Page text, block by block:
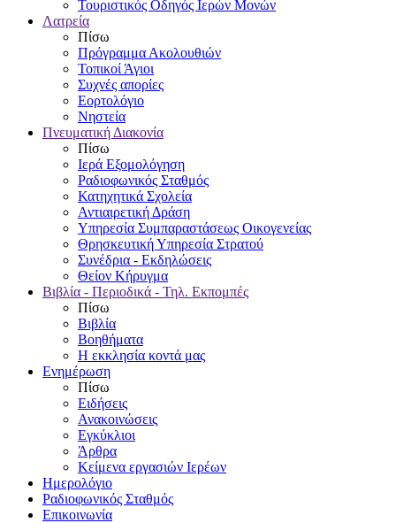
Τουριστικός Οδηγός Ιερών Μονών
Λατρεία
Πίσω
Πρόγραμμα Ακολουθιών
Τοπικοί Άγιοι
Συχνές απορίες
Εορτολόγιο
Νηστεία
Πνευματική Διακονία
Πίσω
Ιερά Εξομολόγηση
Ραδιοφωνικός Σταθμός
Κατηχητικά Σχολεία
Αντιαιρετική Δράση
Υπηρεσία Συμπαραστάσεως Οικογενείας
Θρησκευτική Υπηρεσία Στρατού
Συνέδρια - Εκδηλώσεις
Θείον Κήρυγμα
Βιβλία - Περιοδικά - Τηλ. Εκπομπές
Πίσω
Βιβλία
Βοηθήματα
Η εκκλησία κοντά μας
Ενημέρωση
Πίσω
Ειδήσεις
Ανακοινώσεις
Εγκύκλιοι
Άρθρα
Κείμενα εργασιών Ιερέων
Ημερολόγιο
Ραδιοφωνικός Σταθμός
Επικοινωνία